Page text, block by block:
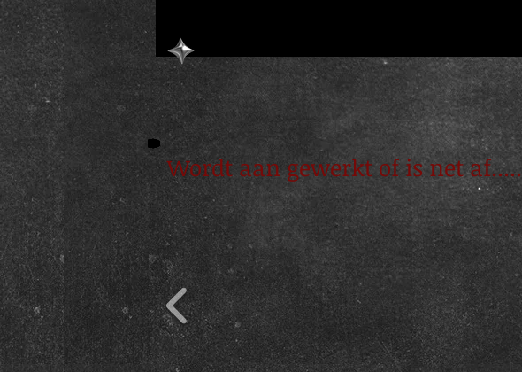
Wordt aan gewerkt of is net af.....